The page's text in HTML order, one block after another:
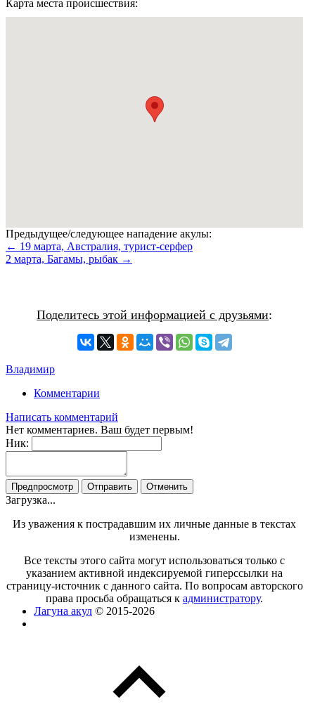
Карта места происшествия:
Предыдущее/следующее нападение акулы:
← 19 марта, Австралия, турист-серфер
2 марта, Багамы, рыбак →
Поделитесь этой информацией с друзьями:
Владимир
Комментарии
Написать комментарий
Нет комментариев. Ваш будет первым!
Ник:
Загрузка...
Из уважения к пострадавшим их личные данные в текстах
изменены.
Все тексты этого сайта могут использоваться только с
указанием активной индексируемой гиперссылки на
страницу-источник с данного сайта. По вопросам авторского
права просьба обращаться кадминистратору.
Лагуна акул © 2015-2026